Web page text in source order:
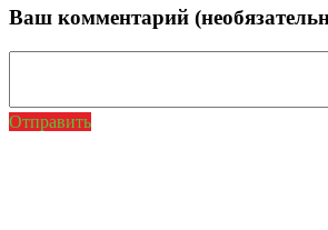
Ваш комментарий
Отправить